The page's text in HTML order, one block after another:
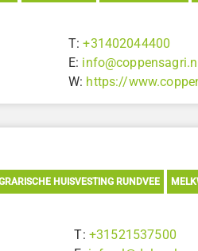
T:+31402044400
E:
W: https://
HUISVESTING RUNDVEE
T: +31521537500